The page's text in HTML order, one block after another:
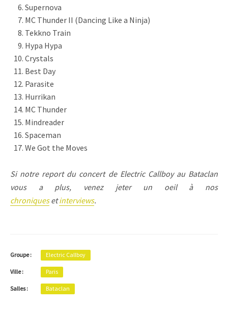
Supernova
MC Thunder II (Dancing Like a Ninja)
Tekkno Train
Hypa Hypa
Crystals
Best Day
Parasite
Hurrikan
MC Thunder
Mindreader
Spaceman
We Got the Moves
Si notre report du concert de Electric Callboy au Bataclan
vous a plus, venez jeter un oeil à nos
chroniquesetinterviews.
Groupe : Electric Callboy
Ville : Paris
Salles : Bataclan